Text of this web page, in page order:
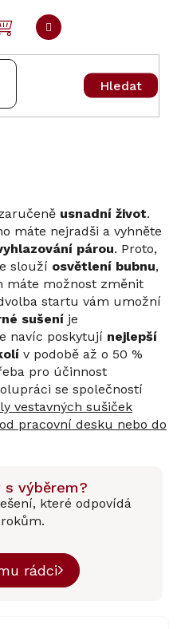
Hledat
usnadní život.
máte nejradši a vyhněte
párou. Proto,
slouží osvětlení bubnu,
máte možnost změnit
startu vám umožní
sušení je
navíc poskytují nejlepší
v podobě až o 50 %
pro účinnost
se společností
vestavných sušiček
pracovní desku nebo do
s výběrem?
které odpovídá
rádci